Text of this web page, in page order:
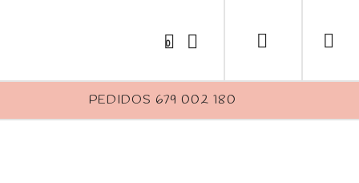
0
PEDIDOS 679 002 180